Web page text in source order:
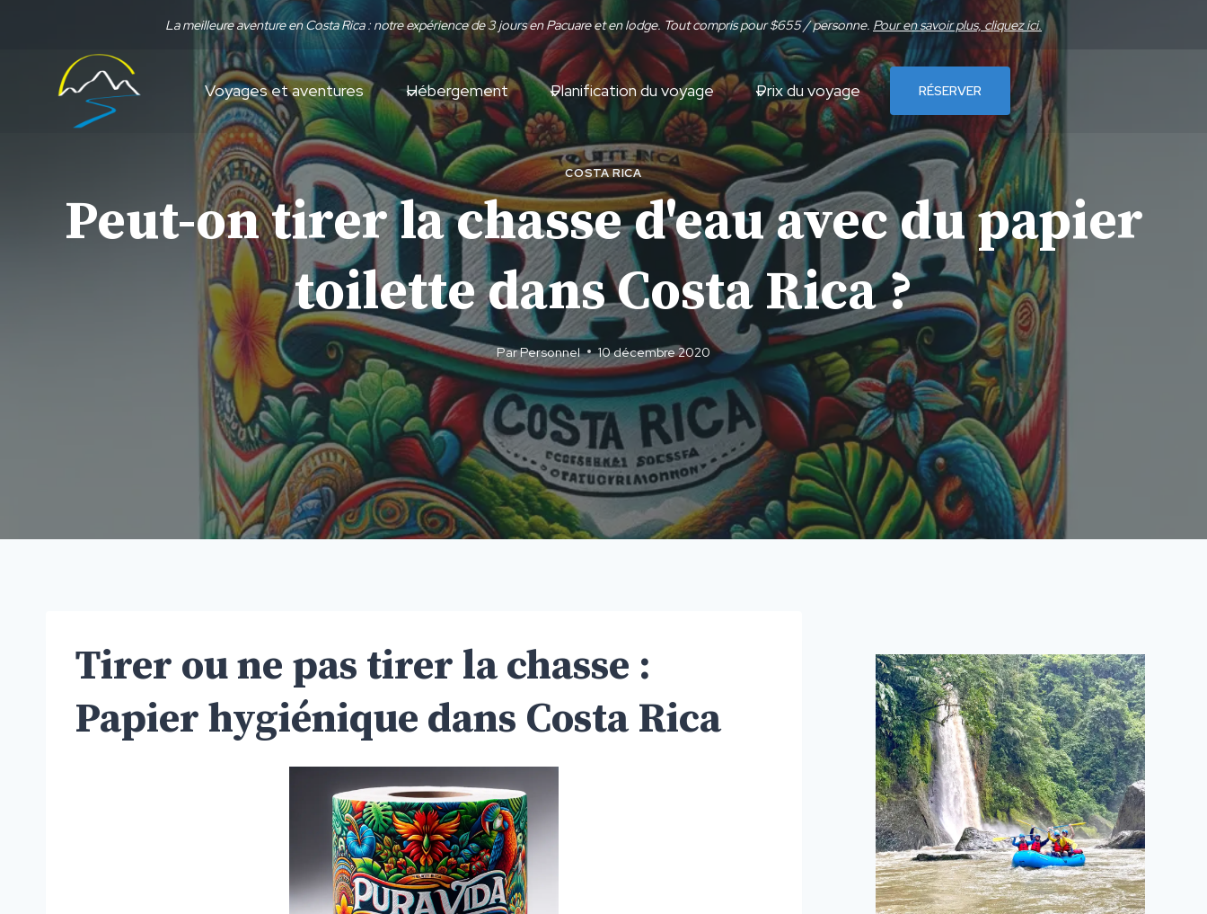
La meilleure aventure en Costa Rica : notre expérience de 3 jours en Pacuare et en lodge. Tout compris pour $655 / personne. Pour en savoir plus, cliquez ici.
Voyages et aventures Hébergement Planification du voyage Prix du voyage RÉSERVER
COSTA RICA
Peut-on tirer la chasse d'eau avec du papier
toilette dans Costa Rica ?
ParPersonnel 10 décembre 2020
Tirer ou ne pas tirer la chasse :
Papier hygiénique dans Costa Rica